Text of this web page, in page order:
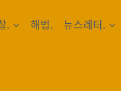
. 해법. 뉴스레터.